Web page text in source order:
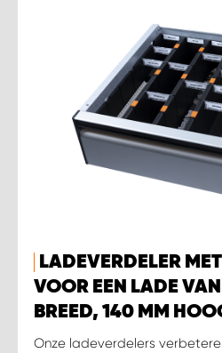
LADEVERDELER
VOOR EEN LADE
BREED, 140 MM
Onze ladeverdelers